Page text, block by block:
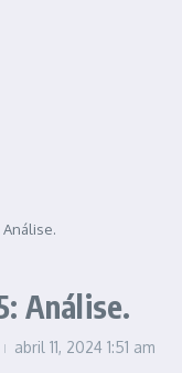
Análise.
Análise.
abril 11, 2024 1:51 am